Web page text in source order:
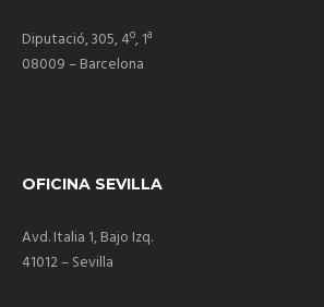
Diputació, 305, 4º, 1ª
08009 – Barcelona
OFICINA SEVILLA
Avd. Italia 1, Bajo Izq.
41012 – Sevilla